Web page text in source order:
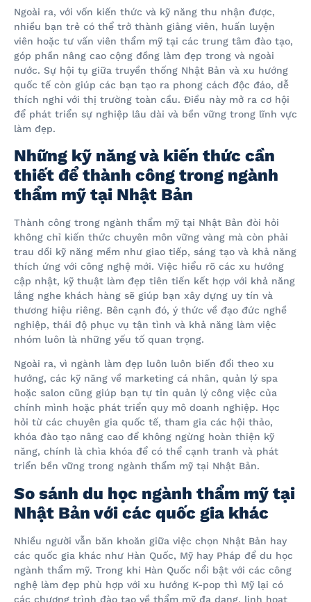
Ngoài ra, với vốn kiến thức và kỹ năng thu nhận được,
nhiều bạn trẻ có thể trở thành giảng viên, huấn luyện
viên hoặc tư vấn viên thẩm mỹ tại các trung tâm đào tạo,
góp phần nâng cao cộng đồng làm đẹp trong và ngoài
nước. Sự hội tụ giữa truyền thống Nhật Bản và xu hướng
quốc tế còn giúp các bạn tạo ra phong cách độc đáo, dễ
thích nghi với thị trường toàn cầu. Điều này mở ra cơ hội
để phát triển sự nghiệp lâu dài và bền vững trong lĩnh vực
làm đẹp.
Những kỹ năng và kiến thức cần
thiết để thành công trong ngành
thẩm mỹ tại Nhật Bản
Thành công trong ngành thẩm mỹ tại Nhật Bản đòi hỏi
không chỉ kiến thức chuyên môn vững vàng mà còn phải
trau dồi kỹ năng mềm như giao tiếp, sáng tạo và khả năng
thích ứng với công nghệ mới. Việc hiểu rõ các xu hướng
cập nhật, kỹ thuật làm đẹp tiên tiến kết hợp với khả năng
lắng nghe khách hàng sẽ giúp bạn xây dựng uy tín và
thương hiệu riêng. Bên cạnh đó, ý thức về đạo đức nghề
nghiệp, thái độ phục vụ tận tình và khả năng làm việc
nhóm luôn là những yếu tố quan trọng.
Ngoài ra, vì ngành làm đẹp luôn luôn biến đổi theo xu
hướng, các kỹ năng về marketing cá nhân, quản lý spa
hoặc salon cũng giúp bạn tự tin quản lý công việc của
chính mình hoặc phát triển quy mô doanh nghiệp. Học
hỏi từ các chuyên gia quốc tế, tham gia các hội thảo,
khóa đào tạo nâng cao để không ngừng hoàn thiện kỹ
năng, chính là chìa khóa để có thể cạnh tranh và phát
triển bền vững trong ngành thẩm mỹ tại Nhật Bản.
So sánh du học ngành thẩm mỹ tại
Nhật Bản với các quốc gia khác
Nhiều người vẫn băn khoăn giữa việc chọn Nhật Bản hay
các quốc gia khác như Hàn Quốc, Mỹ hay Pháp để du học
ngành thẩm mỹ. Trong khi Hàn Quốc nổi bật với các công
nghệ làm đẹp phù hợp với xu hướng K-pop thì Mỹ lại có
các chương trình đào tạo về thẩm mỹ đa dạng, linh hoạt